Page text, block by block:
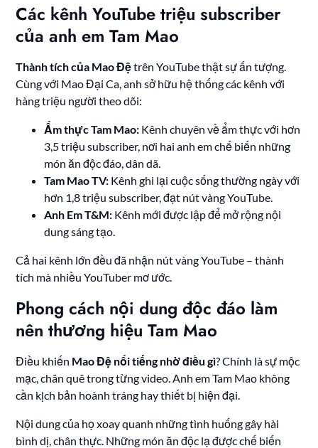
Các kênh YouTube triệu subscriber
của anh em Tam Mao
Thành tích của Mao Đệtrên YouTube thật sự ấn tượng.
Cùng với Mao Đại Ca, anh sở hữu hệ thống các kênh với
hàng triệu người theo dõi:
Ẩm thực Tam Mao: Kênh chuyên về ẩm thực với hơn
3,5 triệu subscriber, nơi hai anh em chế biến những
món ăn độc đáo, dân dã.
Tam Mao TV: Kênh ghi lại cuộc sống thường ngày với
hơn 1,8 triệu subscriber, đạt nút vàng YouTube.
Anh Em T&M: Kênh mới được lập để mở rộng nội
dung sáng tạo.
Cả hai kênh lớn đều đã nhận nút vàng YouTube – thành
tích mà nhiều YouTuber mơ ước.
Phong cách nội dung độc đáo làm
nên thương hiệu Tam Mao
Điều khiến Mao Đệ nổi tiếng nhờ điều gì? Chính là sự mộc
mạc, chân quê trong từng video. Anh em Tam Mao không
cần kịch bản hoành tráng hay thiết bị hiện đại.
Nội dung của họ xoay quanh những tình huống gây hài
bình dị, chân thực. Những món ăn độc lạ được chế biến